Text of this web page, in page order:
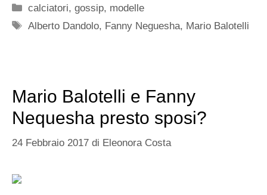
Categorie
calciatori,gossip, modelle
Tag
Alberto Dandolo, Fanny Neguesha, Mario Balotelli
Mario Balotelli e Fanny
Nequesha presto sposi?
24 Febbraio 2017 di Eleonora Costa